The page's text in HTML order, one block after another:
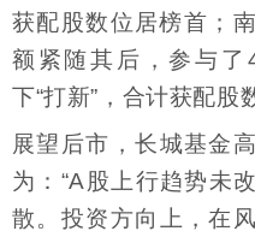
获配股数位居榜首；
额紧随其后，参与
下“打新”，合计获配股
展望后市，长城基金
为：“A股上行趋势未
散。投资方向上，在